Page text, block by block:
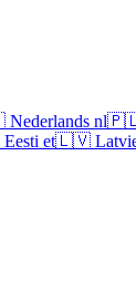
Nederlands nl
Eesti et🇱🇻